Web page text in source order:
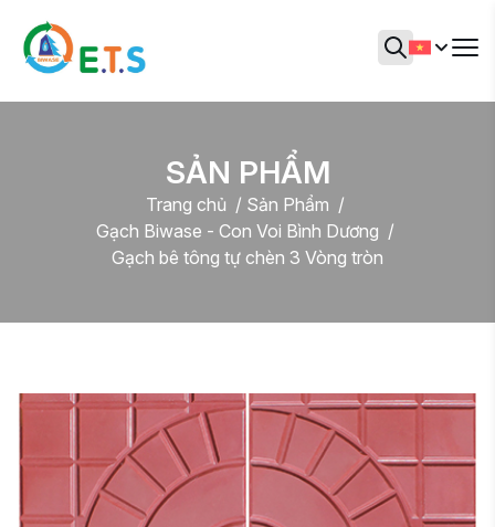
SẢN PHẨM
Trang chủ
Sản Phẩm
Gạch Biwase - Con Voi Bình Dương
Gạch bê tông tự chèn 3 Vòng tròn